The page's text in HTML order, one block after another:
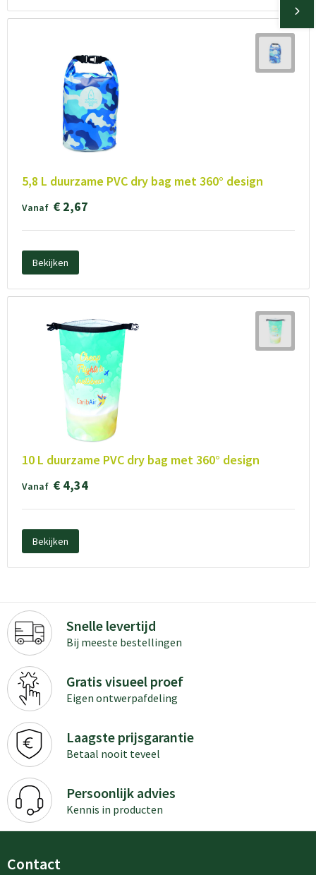
5,8 L duurzame PVC dry bag met 360° design
Vanaf € 2,67
Bekijken
10 L duurzame PVC dry bag met 360° design
Vanaf € 4,34
Bekijken
Snelle levertijd
Bij meeste bestellingen
Gratis visueel proef
Eigen ontwerpafdeling
Laagste prijsgarantie
Betaal nooit teveel
Persoonlijk advies
Kennis in producten
Contact